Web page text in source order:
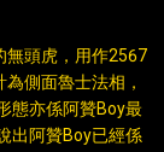
無頭虎，用作2567
側面魯士法相，
態亦係阿贊Boy最
出阿贊Boy已經係